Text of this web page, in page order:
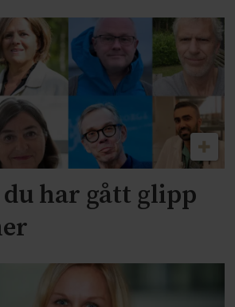
har gått glipp